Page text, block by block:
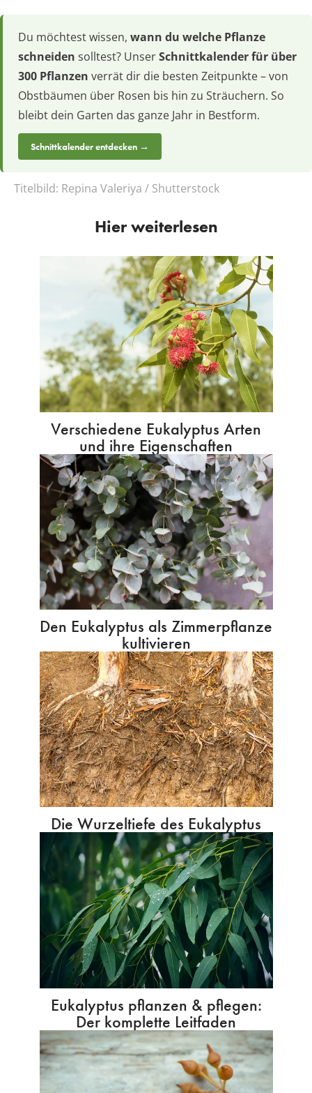
Du möchtest wissen, wann du welche Pflanze
schneiden solltest? UnserSchnittkalender für über
300 Pflanzen verrät dir die besten Zeitpunkte – von
Obstbäumen über Rosen bis hin zu Sträuchern. So
bleibt dein Garten das ganze Jahr in Bestform.
Schnittkalender entdecken →
Titelbild: Repina Valeriya / Shutterstock
Hier weiterlesen
Verschiedene Eukalyptus Arten
und ihre Eigenschaften
Den Eukalyptus als Zimmerpflanze
kultivieren
Die Wurzeltiefe des Eukalyptus
Eukalyptus pflanzen & pflegen:
Der komplette Leitfaden